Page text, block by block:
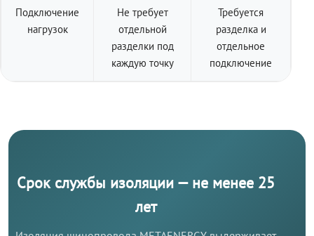
Подключение
нагрузок
Не требует
отдельной
разделки под
каждую точку
Требуется
разделка и
отдельное
подключение
Срок службы изоляции — не менее 25
лет